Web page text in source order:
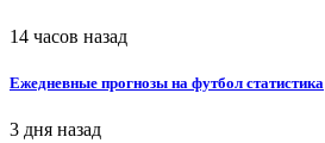
14 часов назад
Ежедневные прогнозы на футбол статистика
3 дня назад